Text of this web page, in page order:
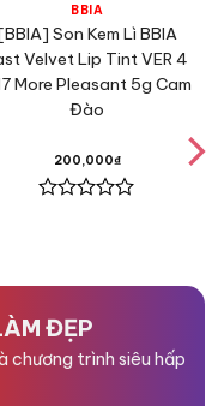
BBIA
Son Kem Lì BBIA
Velvet Lip Tint VER 4
More Pleasant 5g Cam
Đào
200,000₫
5
ĐẸP
chương trình siêu hấp